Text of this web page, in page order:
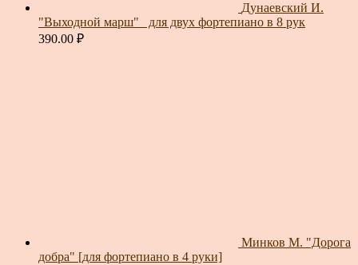
Дунаевский И.
"Выходной марш"_ для двух фортепиано в 8 рук
390.00 ₽
Минков М. "Дорога
добра" [для фортепиано в 4 руки]